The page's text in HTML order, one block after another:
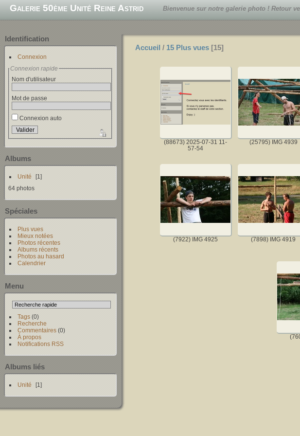
Galerie 50ème Unité Reine Astrid Bienvenue sur notre galerie photo ! Retour
Identification
Connexion
Connexion rapide
Nom d'utilisateur
Mot de passe
Connexion auto
Albums
Unité
1
64 photos
Spéciales
Plus vues
Mieux notées
Photos récentes
Albums récents
Photos au hasard
Calendrier
Menu
Tags(0)
Recherche
Commentaires(0)
À propos
Notifications RSS
Albums liés
Unité 1
Accueil / 15 Plus vues 15
(88673) 2025-07-31 11-
57-54
(25795) IMG 4939
(7922) IMG 4925 (7898) IMG 4919